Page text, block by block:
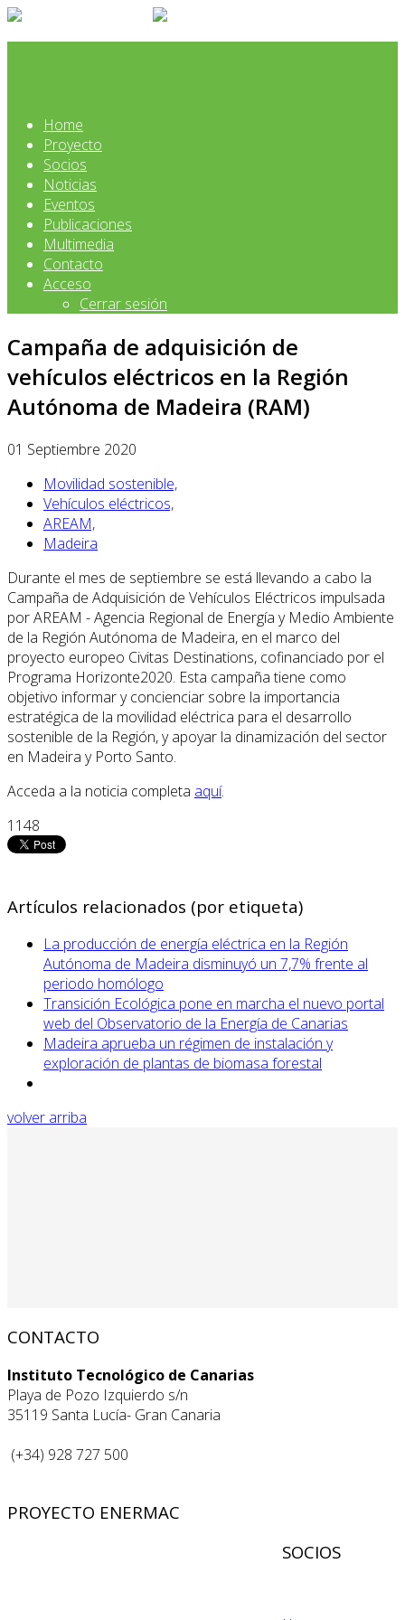
Home
Proyecto
Socios
Noticias
Eventos
Publicaciones
Multimedia
Contacto
Acceso
Cerrar sesión
Campaña de adquisición de
vehículos eléctricos en la Región
Autónoma de Madeira (RAM)
01 Septiembre 2020
Movilidad sostenible,
Vehículos eléctricos,
AREAM,
Madeira
Durante el mes de septiembre se está llevando a cabo la
Campaña de Adquisición de Vehículos Eléctricos impulsada
por AREAM - Agencia Regional de Energía y Medio Ambiente
de la Región Autónoma de Madeira, en el marco del
proyecto europeo Civitas Destinations, cofinanciado por el
Programa Horizonte2020. Esta campaña tiene como
objetivo informar y concienciar sobre la importancia
estratégica de la movilidad eléctrica para el desarrollo
sostenible de la Región, y apoyar la dinamización del sector
en Madeira y Porto Santo.
Acceda a la noticia completa aquí.
1148
Artículos relacionados (por etiqueta)
La producción de energía eléctrica en la Región
Autónoma de Madeira disminuyó un 7,7% frente al
periodo homólogo
Transición Ecológica pone en marcha el nuevo portal
web del Observatorio de la Energía de Canarias
Madeira aprueba un régimen de instalación y
exploración de plantas de biomasa forestal
volver arriba
CONTACTO
Instituto Tecnológico de Canarias
Playa de Pozo Izquierdo s/n
35119 Santa Lucía- Gran Canaria
(+34) 928 727 500
PROYECTO ENERMAC
SOCIOS